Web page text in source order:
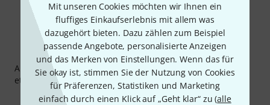
Mit unseren Cookies möchten wir Ihnen ein
fluffiges Einkaufserlebnis mit allem was
dazugehört bieten. Dazu zählen zum Beispiel
passende Angebote, personalisierte Anzeigen
und das Merken von Einstellungen. Wenn das für
Sie okay ist, stimmen Sie der Nutzung von Cookies
für Präferenzen, Statistiken und Marketing
einfach durch einen Klick auf „Geht klar“ zu (alle
Thomann Newsletter
Abonniere den Thomann Newsletter und gewinne mit
etwas Glück einen von
50 Gutscheinen über jeweils
Inspirierende Beiträge
Deals Thomann Insights